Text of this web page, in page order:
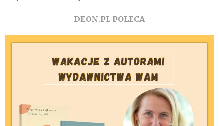
DEON.PL POLECA